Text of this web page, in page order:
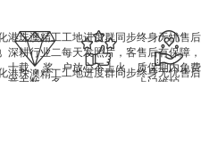
港珠澳精工
港珠澳精工
深耕行业二
十载 ，奖
章无数，多
工地进度群同步
工地进度群同步
每天发照片，客
户放心不上火
终身无忧售后
终身无忧售后
售后有保障，
质保期内免费
上门维护